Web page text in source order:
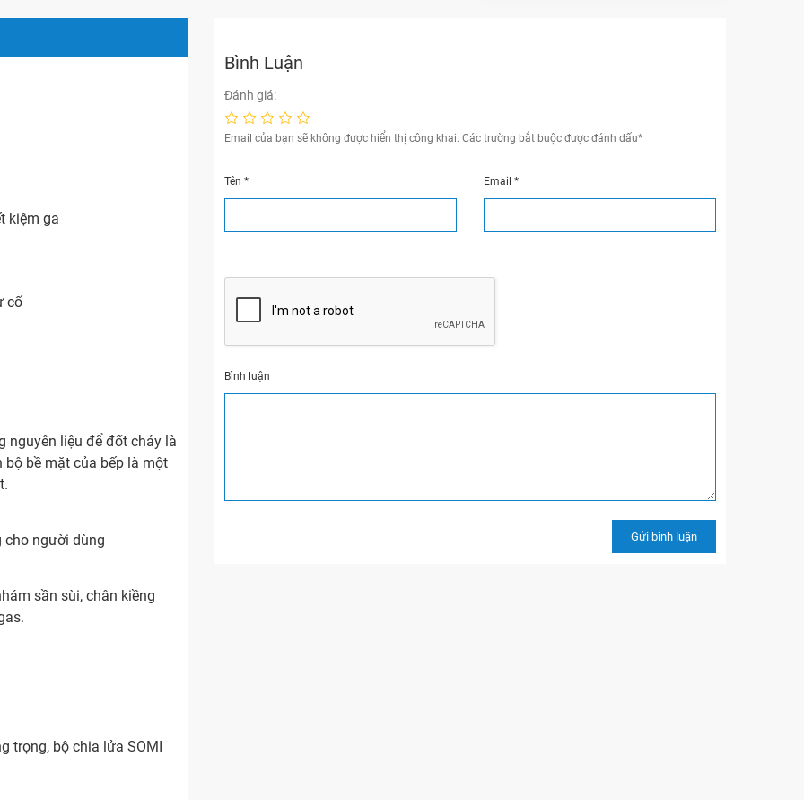
kiệm ga
cố
nguyên liệu để đốt cháy là
bộ bề mặt của bếp là một
cho người dùng
sần sùi, chân kiềng
trọng, bộ chia lửa SOMI
định thương hiệu của
Bình Luận
Đánh giá:
Email của bạn sẽ không được hiển thị công khai. Các trường bắt buộc được đánh dấu*
Tên* Email *
Bình luận